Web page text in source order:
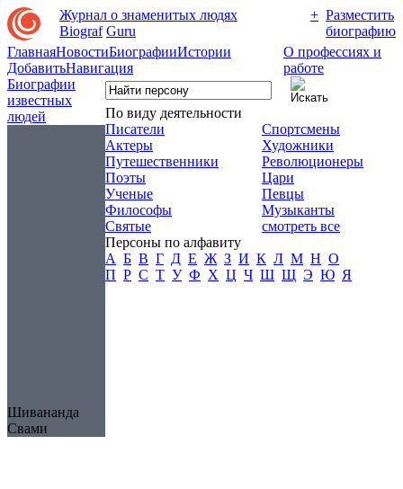
Журнал о знаменитых людях
Biograf Guru
+ Разместить
биографию
ГлавнаяНовостиБиографииИстории
ДобавитьНавигация
О профессиях и
работе
Биографии
известных
людей
Шивананда
Свами
По виду деятельности
Писатели
Актеры
Путешественники
Поэты
Ученые
Философы
Святые
Спортсмены
Художники
Революционеры
Цари
Певцы
Музыканты
смотреть все
Персоны по алфавиту
А Б В Г Д Е Ж З И К Л М Н О
П Р С Т У Ф Х Ц Ч Ш Щ Э Ю Я